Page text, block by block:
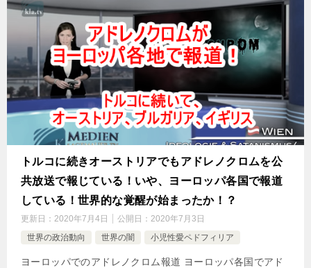
トルコに続きオーストリアでもアドレノクロムを公
共放送で報じている！いや、ヨーロッパ各国で報道
している！世界的な覚醒が始まったか！？
更新日： 2020年7月4日 公開日： 2020年7月3日
世界の政治動向
世界の闇 小児性愛ペドフィリア
ヨーロッパでのアドレノクロム報道 ヨーロッパ各国でアド